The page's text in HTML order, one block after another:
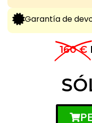
Garantía de
160 €